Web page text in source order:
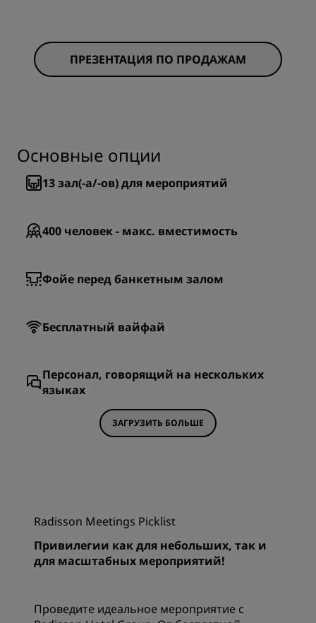
ПРЕЗЕНТАЦИЯ ПО ПРОДАЖАМ
Основные опции
13зал(-а/-ов) для мероприятий
400 человек - макс. вместимость
Фойе перед банкетным залом
Бесплатный вайфай
Персонал, говорящий на нескольких
языках
ЗАГРУЗИТЬ БОЛЬШЕ
Radisson Meetings Picklist
Привилегии как для небольших, так и
для масштабных мероприятий!
Проведите идеальное мероприятие с